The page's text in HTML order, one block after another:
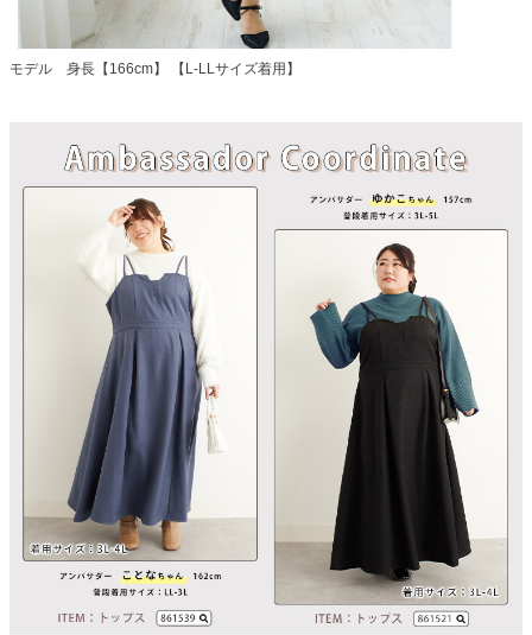
モデル 身長【166cm】 【L-LLサイズ着用】